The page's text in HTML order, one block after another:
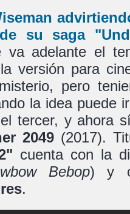
su saga
va adelante el
versión para
pero
la idea puede
tercer, y ahora
2049 (2017).
cuenta con la
Bebop) y
.